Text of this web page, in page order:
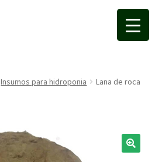
Insumos para hidroponia
Lana de roca